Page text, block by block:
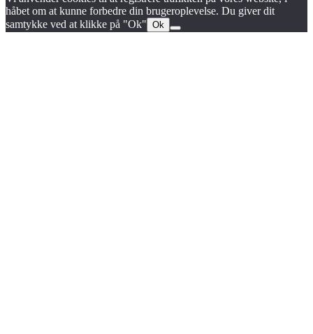
håbet om at kunne forbedre din brugeroplevelse. Du giver dit
samtykke ved at klikke på "Ok" Ok